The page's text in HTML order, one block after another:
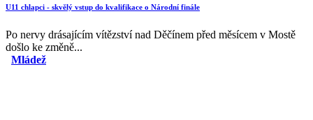
U11 chlapci - skvělý vstup do kvalifikace o Národní finále
Po nervy drásajícím vítězství nad Děčínem před měsícem v Mostě
došlo ke změně...
Mládež